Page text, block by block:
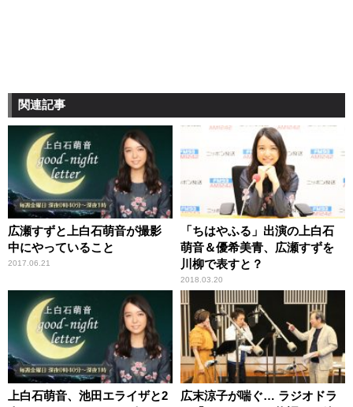
関連記事
広瀬すずと上白石萌音が撮影
中にやっていること
2017.06.21
「ちはやふる」出演の上白石
萌音＆優希美青、広瀬すずを
川柳で表すと？
2018.03.20
上白石萌音、池田エライザと2
広末涼子が喘ぐ… ラジオドラ